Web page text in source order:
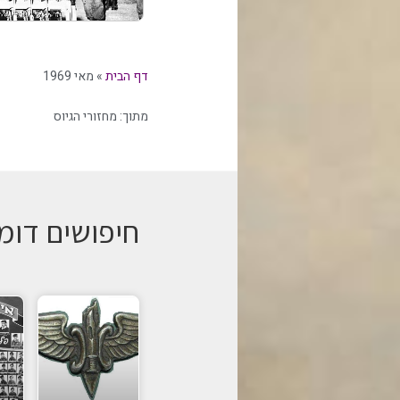
דף הבית» מאי 1969
מתוך: מחזורי הגיוס
חיפושים